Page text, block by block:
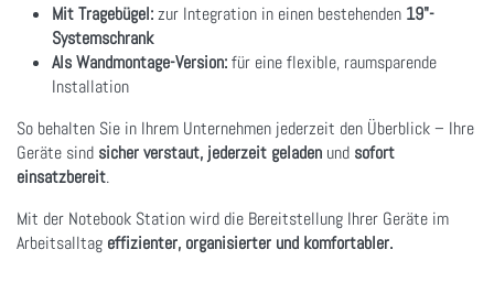
Mit Tragebügel:zur Integration in einen bestehenden 19"-
Systemschrank
Als Wandmontage-Version:für eine flexible, raumsparende
Installation
So behalten Sie in Ihrem Unternehmen jederzeit den Überblick – Ihre
Geräte sind sicher verstaut, jederzeit geladen und sofort
einsatzbereit.
Mit der Notebook Station wird die Bereitstellung Ihrer Geräte im
Arbeitsalltag effizienter, organisierter und komfortabler.